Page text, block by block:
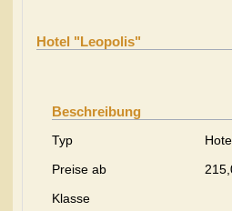
Hotel "Leopolis"
Beschreibung
Typ
Preise ab
Klasse